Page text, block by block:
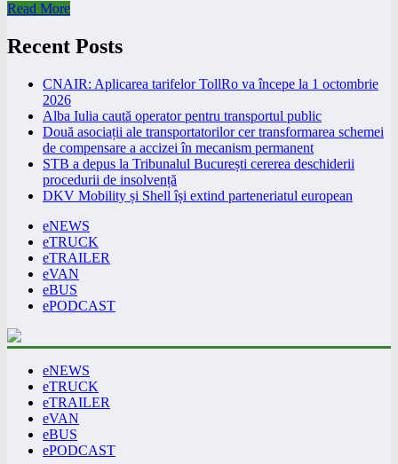
Read More
Recent Posts
CNAIR: Aplicarea tarifelor TollRo va începe la 1 octombrie
2026
Alba Iulia caută operator pentru transportul public
Două asociații ale transportatorilor cer transformarea schemei
de compensare a accizei în mecanism permanent
STB a depus la Tribunalul București cererea deschiderii
procedurii de insolvență
DKV Mobility și Shell își extind parteneriatul european
eNEWS
eTRUCK
eTRAILER
eVAN
eBUS
ePODCAST
eNEWS
eTRUCK
eTRAILER
eVAN
eBUS
ePODCAST